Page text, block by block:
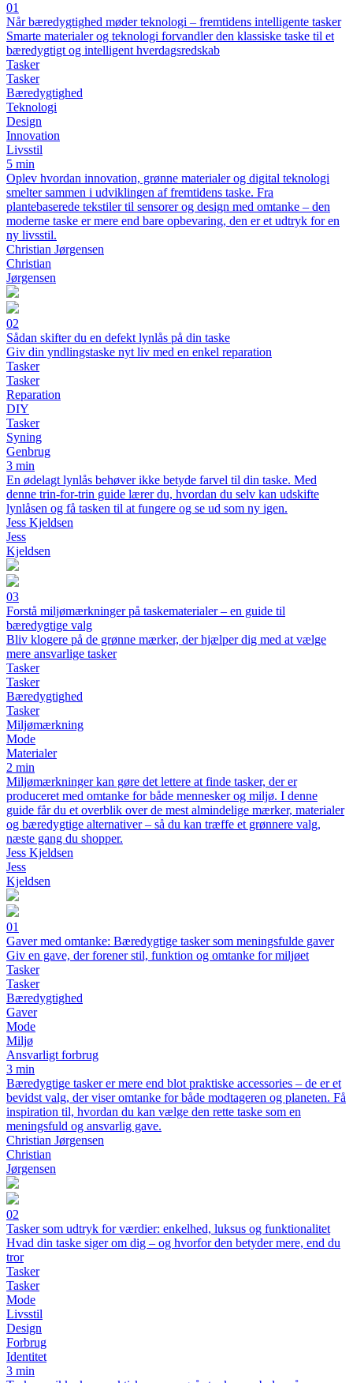
01
Når bæredygtighed møder teknologi – fremtidens intelligente tasker
Smarte materialer og teknologi forvandler den klassiske taske til et
bæredygtigt og intelligent hverdagsredskab
Tasker
Tasker
Bæredygtighed
Teknologi
Design
Innovation
Livsstil
5 min
Oplev hvordan innovation, grønne materialer og digital teknologi
smelter sammen i udviklingen af fremtidens taske. Fra
plantebaserede tekstiler til sensorer og design med omtanke – den
moderne taske er mere end bare opbevaring, den er et udtryk for en
ny livsstil.
Christian Jørgensen
Christian
Jørgensen
02
Sådan skifter du en defekt lynlås på din taske
Giv din yndlingstaske nyt liv med en enkel reparation
Tasker
Tasker
Reparation
DIY
Tasker
Syning
Genbrug
3 min
En ødelagt lynlås behøver ikke betyde farvel til din taske. Med
denne trin-for-trin guide lærer du, hvordan du selv kan udskifte
lynlåsen og få tasken til at fungere og se ud som ny igen.
Jess Kjeldsen
Jess
Kjeldsen
03
Forstå miljømærkninger på taskematerialer – en guide til
bæredygtige valg
Bliv klogere på de grønne mærker, der hjælper dig med at vælge
mere ansvarlige tasker
Tasker
Tasker
Bæredygtighed
Tasker
Miljømærkning
Mode
Materialer
2 min
Miljømærkninger kan gøre det lettere at finde tasker, der er
produceret med omtanke for både mennesker og miljø. I denne
guide får du et overblik over de mest almindelige mærker, materialer
og bæredygtige alternativer – så du kan træffe et grønnere valg,
næste gang du shopper.
Jess Kjeldsen
Jess
Kjeldsen
01
Gaver med omtanke: Bæredygtige tasker som meningsfulde gaver
Giv en gave, der forener stil, funktion og omtanke for miljøet
Tasker
Tasker
Bæredygtighed
Gaver
Mode
Miljø
Ansvarligt forbrug
3 min
Bæredygtige tasker er mere end blot praktiske accessories – de er et
bevidst valg, der viser omtanke for både modtageren og planeten. Få
inspiration til, hvordan du kan vælge den rette taske som en
meningsfuld og ansvarlig gave.
Christian Jørgensen
Christian
Jørgensen
02
Tasker som udtryk for værdier: enkelhed, luksus og funktionalitet
Hvad din taske siger om dig – og hvorfor den betyder mere, end du
tror
Tasker
Tasker
Mode
Livsstil
Design
Forbrug
Identitet
3 min